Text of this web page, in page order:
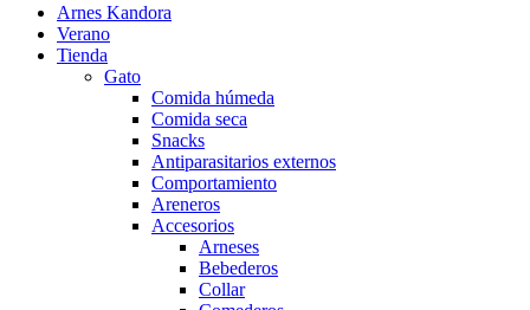
Arnes Kandora
Verano
Tienda
Gato
Comida húmeda
Comida seca
Snacks
Antiparasitarios externos
Comportamiento
Areneros
Accesorios
Arneses
Bebederos
Collar